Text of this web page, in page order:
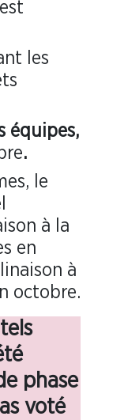
les
équipes,
.
le
à la
en
à
octobre.
phase
voté